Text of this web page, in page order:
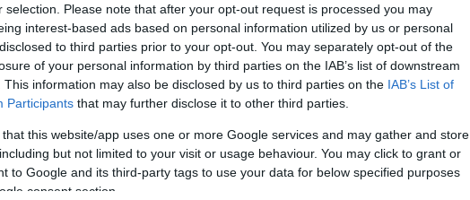
selection. Please note that after your opt-out request is processed you may
interest-based ads based on personal information utilized by us or personal
to third parties prior to your opt-out. You may separately opt-out of the
of your personal information by third parties on the IAB’s list of downstream
This information may also be disclosed by us to third parties on the IAB’s List of
Participants that may further disclose it to other third parties.
that this website/app uses one or more Google services and may gather and store
but not limited to your visit or usage behaviour. You may click to grant or
to Google and its third-party tags to use your data for below specified purposes
consent section.